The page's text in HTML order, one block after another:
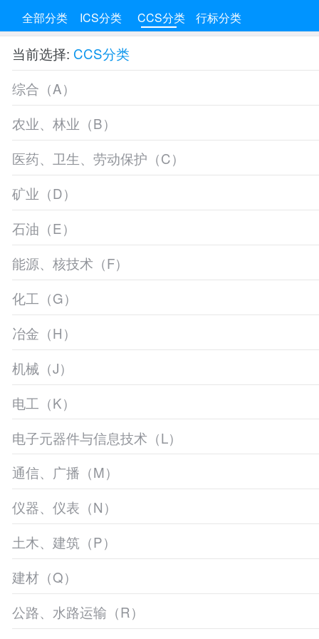
全部分类 ICS分类 CCS分类 行标分类
当前选择: CCS分类
综合（A）
农业、林业（B）
医药、卫生、劳动保护（C）
矿业（D）
石油（E）
能源、核技术（F）
化工（G）
冶金（H）
机械（J）
电工（K）
电子元器件与信息技术（L）
通信、广播（M）
仪器、仪表（N）
土木、建筑（P）
建材（Q）
公路、水路运输（R）